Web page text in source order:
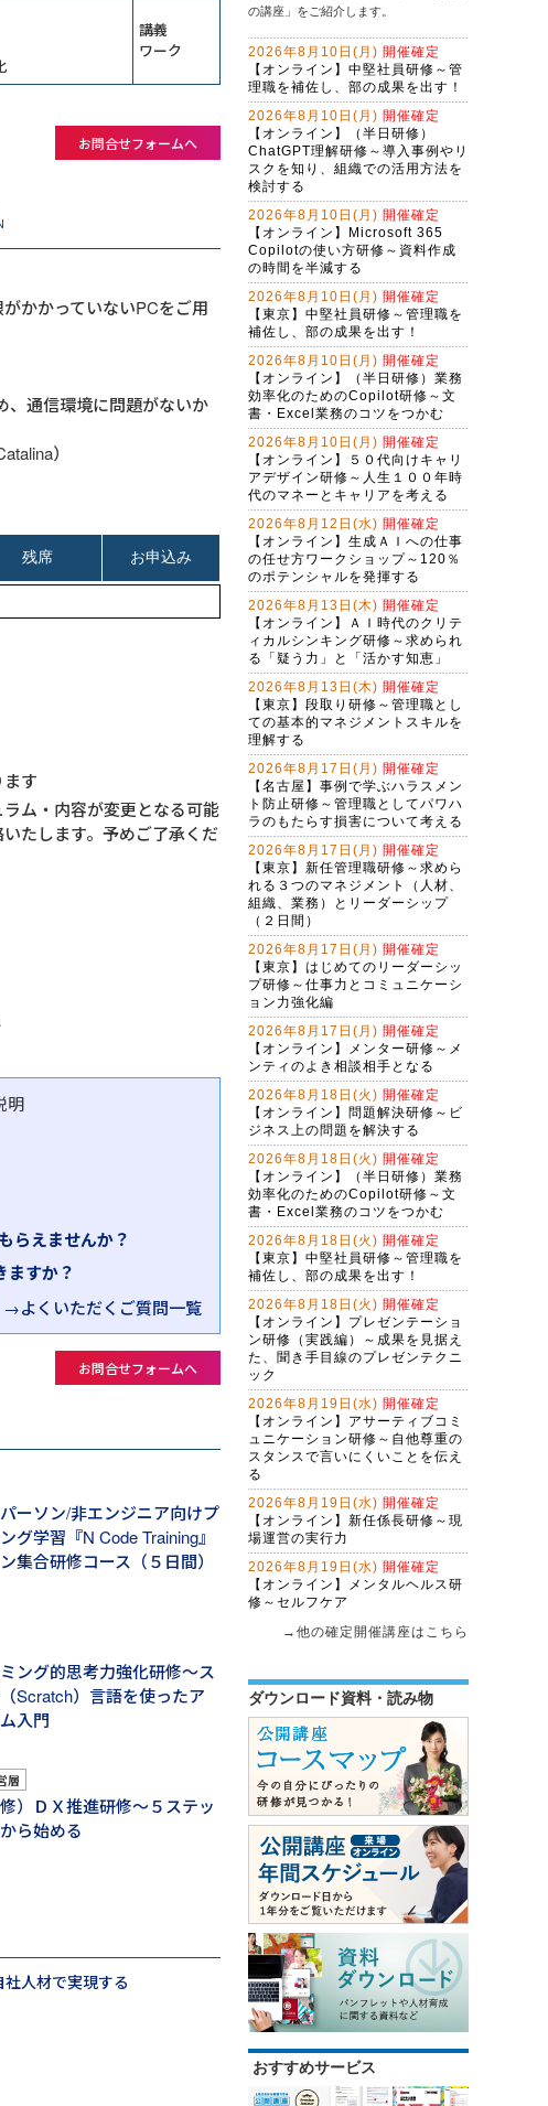
講義
ワーク
お問合せフォームへ
かかっていないPCをご用
通信環境に問題がないか
）
す
ム・内容が変更となる可能
たします。予めご了承くだ
明
らえませんか？
ますか？
→よくいただくご質問一覧
お問合せフォームへ
ーソン/非エンジニア向けプ
グ学習『N Code Training』
集合研修コース（５日間）
ング的思考力強化研修～ス
Scratch）言語を使ったア
入門
層
修）ＤＸ推進研修～５ステッ
ら始める
人材で実現する
の講座」をご紹介します。
2026年8月10日(月) 開催確定
【オンライン】中堅社員研修～管
理職を補佐し、部の成果を出す！
2026年8月10日(月) 開催確定
【オンライン】（半日研修）
ChatGPT理解研修～導入事例やリ
スクを知り、組織での活用方法を
検討する
2026年8月10日(月) 開催確定
【オンライン】Microsoft 365
Copilotの使い方研修～資料作成
の時間を半減する
2026年8月10日(月) 開催確定
【東京】中堅社員研修～管理職を
補佐し、部の成果を出す！
2026年8月10日(月) 開催確定
【オンライン】（半日研修）業務
効率化のためのCopilot研修～文
書・Excel業務のコツをつかむ
2026年8月10日(月) 開催確定
【オンライン】５０代向けキャリ
アデザイン研修～人生１００年時
代のマネーとキャリアを考える
2026年8月12日(水) 開催確定
【オンライン】生成ＡＩへの仕事
の任せ方ワークショップ～120％
のポテンシャルを発揮する
2026年8月13日(木) 開催確定
【オンライン】ＡＩ時代のクリテ
ィカルシンキング研修～求められ
る「疑う力」と「活かす知恵」
2026年8月13日(木) 開催確定
【東京】段取り研修～管理職とし
ての基本的マネジメントスキルを
理解する
2026年8月17日(月) 開催確定
【名古屋】事例で学ぶハラスメン
ト防止研修～管理職としてパワハ
ラのもたらす損害について考える
2026年8月17日(月) 開催確定
【東京】新任管理職研修～求めら
れる３つのマネジメント（人材、
組織、業務）とリーダーシップ
（２日間）
2026年8月17日(月) 開催確定
【東京】はじめてのリーダーシッ
プ研修～仕事力とコミュニケーシ
ョン力強化編
2026年8月17日(月) 開催確定
【オンライン】メンター研修～メ
ンティのよき相談相手となる
2026年8月18日(火) 開催確定
【オンライン】問題解決研修～ビ
ジネス上の問題を解決する
2026年8月18日(火) 開催確定
【オンライン】（半日研修）業務
効率化のためのCopilot研修～文
書・Excel業務のコツをつかむ
2026年8月18日(火) 開催確定
【東京】中堅社員研修～管理職を
補佐し、部の成果を出す！
2026年8月18日(火) 開催確定
【オンライン】プレゼンテーショ
ン研修（実践編）～成果を見据え
た、聞き手目線のプレゼンテクニ
ック
2026年8月19日(水) 開催確定
【オンライン】アサーティブコミ
ュニケーション研修～自他尊重の
スタンスで言いにくいことを伝え
る
2026年8月19日(水) 開催確定
【オンライン】新任係長研修～現
場運営の実行力
2026年8月19日(水) 開催確定
【オンライン】メンタルヘルス研
修～セルフケア
→他の確定開催講座はこちら
ダウンロード資料・読み物
おすすめサービス